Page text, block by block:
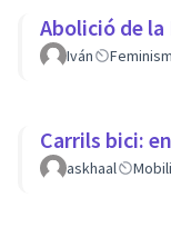
Abolició de
Iván
Carrils bici:
askhaal